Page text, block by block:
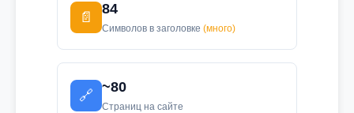
📄
84
Символов в заголовке (много)
🔗
~80
Страниц на сайте